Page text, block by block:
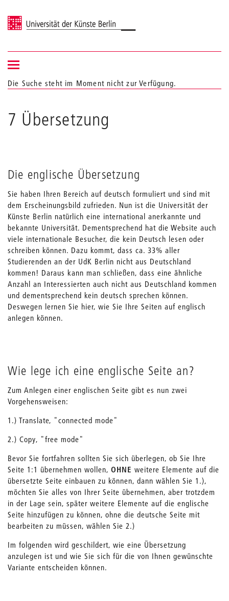
Universität der Künste Berlin
Navigation &
Suche
Navigation
Die Suche steht im Moment nicht zur Verfügung.
7 Übersetzung
Die englische Übersetzung
Sie haben Ihren Bereich auf deutsch formuliert und sind mit
dem Erscheinungsbild zufrieden. Nun ist die Universität der
Künste Berlin natürlich eine international anerkannte und
bekannte Universität. Dementsprechend hat die Website auch
viele internationale Besucher, die kein Deutsch lesen oder
schreiben können. Dazu kommt, dass ca. 33% aller
Studierenden an der UdK Berlin nicht aus Deutschland
kommen! Daraus kann man schließen, dass eine ähnliche
Anzahl an Interessierten auch nicht aus Deutschland kommen
und dementsprechend kein deutsch sprechen können.
Deswegen lernen Sie hier, wie Sie Ihre Seiten auf englisch
anlegen können.
Wie lege ich eine englische Seite an?
Zum Anlegen einer englischen Seite gibt es nun zwei
Vorgehensweisen:
1.) Translate, "connected mode"
2.) Copy, "free mode"
Bevor Sie fortfahren sollten Sie sich überlegen, ob Sie Ihre
Seite 1:1 übernehmen wollen, OHNE weitere Elemente auf die
übersetzte Seite einbauen zu können, dann wählen Sie 1.),
möchten Sie alles von Ihrer Seite übernehmen, aber trotzdem
in der Lage sein, später weitere Elemente auf die englische
Seite hinzufügen zu können, ohne die deutsche Seite mit
bearbeiten zu müssen, wählen Sie 2.)
Im folgenden wird geschildert, wie eine Übersetzung
anzulegen ist und wie Sie sich für die von Ihnen gewünschte
Variante entscheiden können.